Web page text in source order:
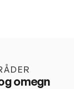
omegn